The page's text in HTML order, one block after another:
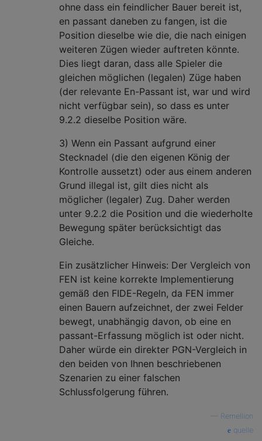
ohne dass ein feindlicher Bauer bereit ist,
en passant daneben zu fangen, ist die
Position dieselbe wie die, die nach einigen
weiteren Zügen wieder auftreten könnte.
Dies liegt daran, dass alle Spieler die
gleichen möglichen (legalen) Züge haben
(der relevante En-Passant ist, war und wird
nicht verfügbar sein), so dass es unter
9.2.2 dieselbe Position wäre.
3) Wenn ein Passant aufgrund einer
Stecknadel (die den eigenen König der
Kontrolle aussetzt) ​​oder aus einem anderen
Grund illegal ist, gilt dies nicht als
möglicher (legaler) Zug. Daher werden
unter 9.2.2 die Position und die wiederholte
Bewegung später berücksichtigt das
Gleiche.
Ein zusätzlicher Hinweis: Der Vergleich von
FEN ist keine korrekte Implementierung
gemäß den FIDE-Regeln, da FEN immer
einen Bauern aufzeichnet, der zwei Felder
bewegt, unabhängig davon, ob eine en
passant-Erfassung möglich ist oder nicht.
Daher würde ein direkter PGN-Vergleich in
den beiden von Ihnen beschriebenen
Szenarien zu einer falschen
Schlussfolgerung führen.
Remellion
quelle